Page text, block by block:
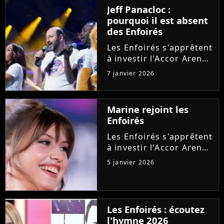
d'un deuxième hymne,
après celui de Santa.
Explications.
Jeff Panacloc :
pourquoi il est absent
des Enfoirés
Les Enfoirés s'apprêtent
à investir l'Accor Arena
pour leur spectacle
2026 au profit des
Restos du Coeur.
Discrète ces dernières
années, cette figure de
la troupe ne sera à
nouveau...
7 janvier 2026
Marine rejoint les
Enfoirés
Les Enfoirés s'apprêtent
à investir l'Accor Arena
de Paris pour proposer
leur nouveau spectacle.
troupe pourra compter
sur l'implication d'une
autre chanteuse
5 janvier 2026
Les Enfoirés : écoutez
l'hymne 2026